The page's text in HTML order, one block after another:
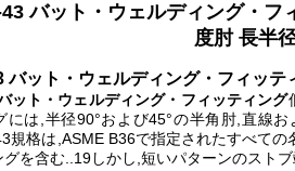
バット・ウェルディング・
度肘 長半
バット・ウェルディング・フィッテ
ット・ウェルディング・フィッティング
には,半径90°および45°の半角肘,直線
規格は,ASME B36で指定されたすべて
を含む..19しかし,短いパターンのスト